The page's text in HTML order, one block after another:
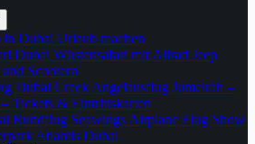
Dubai Urlaub machen
Dubai Wüstensafari mit Allrad Jeep
Scootern
Dubai Creek Angelausflug Jumeirah –
Tickets & Eintrittskarten
Rundflug Seawings Airplane Flug Show
Atlantis Dubai